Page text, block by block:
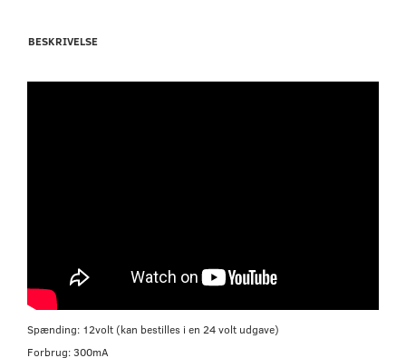
BESKRIVELSE
Spænding: 12volt (kan bestilles i en 24 volt udgave)
Forbrug: 300mA